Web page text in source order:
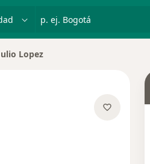
p. ej. Bogotá
Lopez